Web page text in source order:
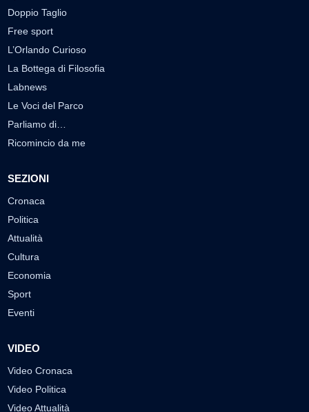
Doppio Taglio
Free sport
L’Orlando Curioso
La Bottega di Filosofia
Labnews
Le Voci del Parco
Parliamo di…
Ricomincio da me
SEZIONI
Cronaca
Politica
Attualità
Cultura
Economia
Sport
Eventi
VIDEO
Video Cronaca
Video Politica
Video Attualità